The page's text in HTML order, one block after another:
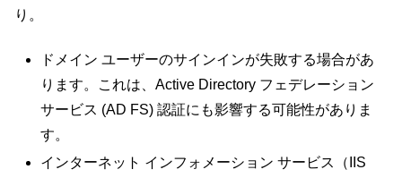
り。
ドメイン ユーザーのサインインが失敗する場合があ
ります。これは、Active Directory フェデレーション
サービス (AD FS) 認証にも影響する可能性がありま
す。
インターネット インフォメーション サービス（IIS